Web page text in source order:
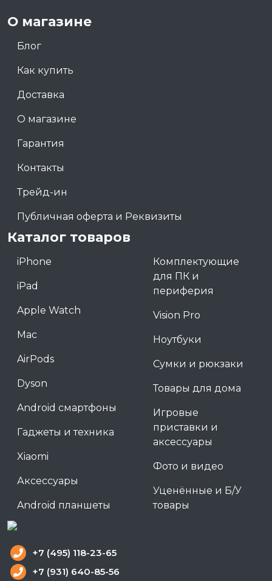
О магазине
Блог
Как купить
Доставка
О магазине
Гарантия
Контакты
Трейд-ин
Публичная оферта и Реквизиты
Каталог товаров
iPhone
iPad
Apple Watch
Mac
AirPods
Dyson
Android смартфоны
Гаджеты и техника
Xiaomi
Аксессуары
Android планшеты
Комплектующие
для ПК и
периферия
Vision Pro
Ноутбуки
Сумки и рюкзаки
Товары для дома
Игровые
приставки и
аксессуары
Фото и видео
Уценённые и Б/У
товары
+7 (495) 118-23-65
+7 (931) 640-85-56